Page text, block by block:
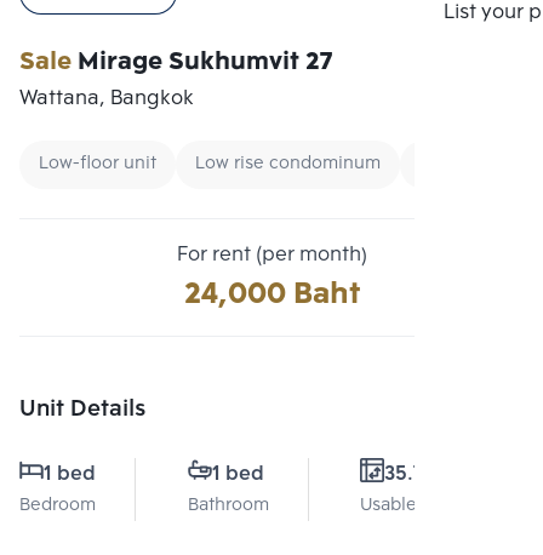
List your
SaleMirage Sukhumvit 27
Wattana, Bangkok
Low-floor unit Low rise condominum
For rent (per month)
24,000 Baht
Unit Details
1 bed
Bedroom
1 bed
Bathroom
35.7 Sq.m.
Usable area